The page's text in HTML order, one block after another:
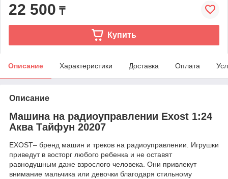
22 500 ₸
Купить
Описание Характеристики Доставка Оплата
Описание
Машина на радиоуправлении Exost 1:24
Аква Тайфун 20207
EXOST– бренд машин и треков на радиоуправлении. Игрушки
приведут в восторг любого ребенка и не оставят
равнодушным даже взрослого человека. Они привлекут
внимание мальчика или девочки благодаря стильному